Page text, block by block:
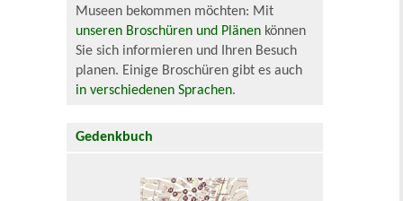
Museen bekommen möchten: Mit
unseren Broschüren und Plänen können
Sie sich informieren und Ihren Besuch
planen. Einige Broschüren gibt es auch
in verschiedenen Sprachen.
Gedenkbuch